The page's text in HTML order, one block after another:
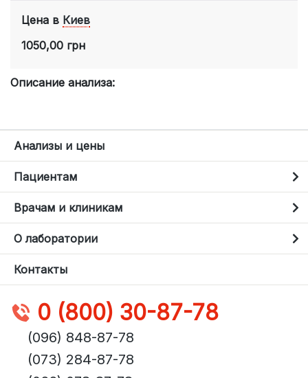
Цена в Киев
1050,00 грн
Описание анализа:
Анализы и цены
Пациентам
Врачам и клиникам
О лаборатории
Контакты
0 (800) 30-87-78
(096) 848-87-78
(073) 284-87-78